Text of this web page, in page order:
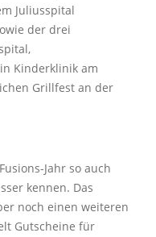
Juliusspital
der drei
Kinderklinik am
Grillfest an der
Jahr so auch
kennen. Das
noch einen weiteren
Gutscheine für